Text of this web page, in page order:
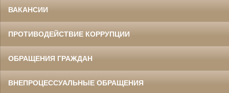
ВАКАНСИИ
ПРОТИВОДЕЙСТВИЕ КОРРУПЦИИ
ОБРАЩЕНИЯ ГРАЖДАН
ВНЕПРОЦЕССУАЛЬНЫЕ ОБРАЩЕНИЯ